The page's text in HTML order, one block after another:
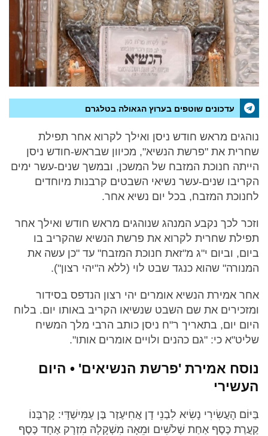
עדכונים שוטפים בערוץ הגאולה בטלגרם
נוהגים מראש חודש ניסן ואילך לקרוא אחר תפילת
שחרית את "פרשת הנשיא", מכיוון שבראש-חודש ניסן
הייתה חנוכת המזבח של המשכן, ובמשך שנים-עשר ימים
הקריבו שנים-עשר נשיאי השבטים קרבנות מיוחדים
לחנוכת המזבח, בכל יום נשיא אחר.
וזכר לכך נקבע המנהג שנוהגים מראש חודש ואילך אחר
תפילת שחרית לקרוא את פרשת הנשיא שהקריב בו
ביום, וביום י"ג מ"זאת חנוכת המזבח" עד "כן עשה את
המנורה" שהוא כנגד שבט לוי (ללא ה"יהי רצון").
אחר אמירת הנשיא אומרים יהי רצון הנדפס בסידור
ומזכירים את שם השבט שנשיאו הקריב באותו יום. בלוח
היום יום, בתאריך ר"ח ניסן כותב הרבי מלך המשיח
שליט"א כי: "גם כהנים ולויים אומרים אותו".
נוסח אמירת 'פרשת הנשיאים' • היום
העשירי
בַּיּוֹם הָעֲשִׂירִי נָשִׂיא לִבְנֵי דָן אֲחִיעֶזֶר בֶּן עַמִּישַׁדָּי: קָרְבָּנוֹ
קַעֲרַת כֶּסֶף אַחַת שְׁלֹשִׁים וּמֵאָה מִשְׁקָלָהּ מִזְרָק אֶחָד כֶּסֶף